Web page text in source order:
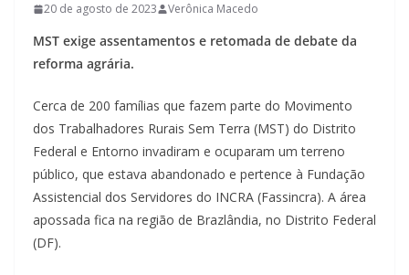
20 de agosto de 2023 Verônica Macedo
MST exige assentamentos e retomada de debate da
reforma agrária.
Cerca de 200 famílias que fazem parte do Movimento
dos Trabalhadores Rurais Sem Terra (MST) do Distrito
Federal e Entorno invadiram e ocuparam um terreno
público, que estava abandonado e pertence à Fundação
Assistencial dos Servidores do INCRA (Fassincra). A área
apossada fica na região de Brazlândia, no Distrito Federal
(DF).